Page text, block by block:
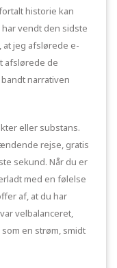
historie kan
vendt den sidste
jeg afslørede e-
afslørede de
narrativen
eller substans.
rejse, gratis
sekund. Når du er
med en følelse
af, at du har
velbalanceret,
en strøm, smidt